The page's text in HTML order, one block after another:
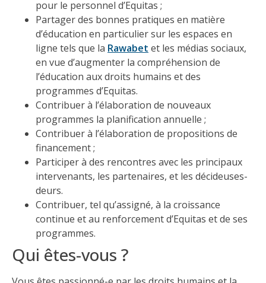
pour le personnel d’Equitas ;
Partager des bonnes pratiques en matière
d’éducation en particulier sur les espaces en
ligne tels que la Rawabet et les médias sociaux,
en vue d’augmenter la compréhension de
l’éducation aux droits humains et des
programmes d’Equitas.
Contribuer à l’élaboration de nouveaux
programmes la planification annuelle ;
Contribuer à l’élaboration de propositions de
financement ;
Participer à des rencontres avec les principaux
intervenants, les partenaires, et les décideuses-
deurs.
Contribuer, tel qu’assigné, à la croissance
continue et au renforcement d’Equitas et de ses
programmes.
Qui êtes-vous ?